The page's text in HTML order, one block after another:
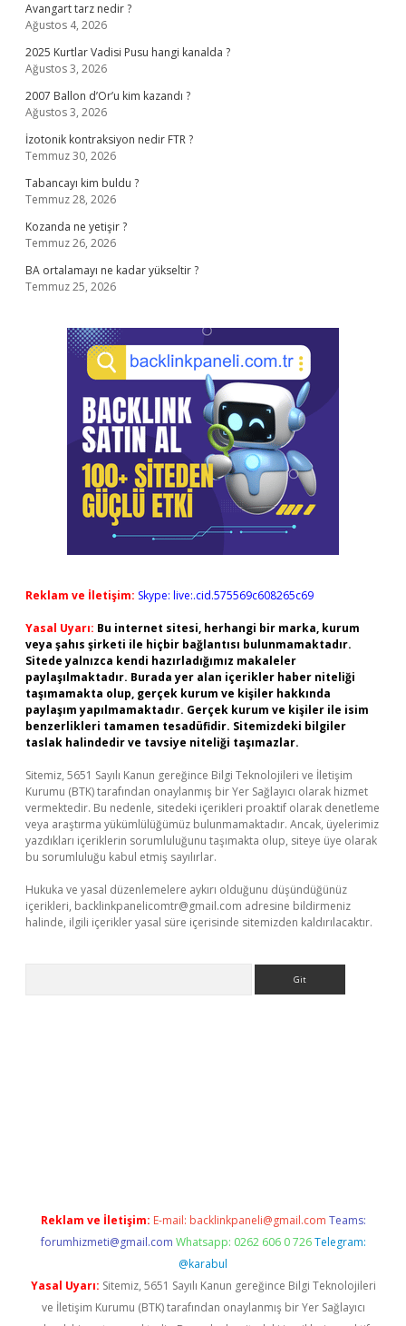
Avangart tarz nedir ?
Ağustos 4, 2026
2025 Kurtlar Vadisi Pusu hangi kanalda ?
Ağustos 3, 2026
2007 Ballon d’Or’u kim kazandı ?
Ağustos 3, 2026
İzotonik kontraksiyon nedir FTR ?
Temmuz 30, 2026
Tabancayı kim buldu ?
Temmuz 28, 2026
Kozanda ne yetişir ?
Temmuz 26, 2026
BA ortalamayı ne kadar yükseltir ?
Temmuz 25, 2026
Reklam ve İletişim: Skype: live:.cid.575569c608265c69
Yasal Uyarı: Bu internet sitesi, herhangi bir marka, kurum
veya şahıs şirketi ile hiçbir bağlantısı bulunmamaktadır.
Sitede yalnızca kendi hazırladığımız makaleler
paylaşılmaktadır. Burada yer alan içerikler haber niteliği
taşımamakta olup, gerçek kurum ve kişiler hakkında
paylaşım yapılmamaktadır. Gerçek kurum ve kişiler ile isim
benzerlikleri tamamen tesadüfidir. Sitemizdeki bilgiler
taslak halindedir ve tavsiye niteliği taşımazlar.
Sitemiz, 5651 Sayılı Kanun gereğince Bilgi Teknolojileri ve İletişim
Kurumu (BTK) tarafından onaylanmış bir Yer Sağlayıcı olarak hizmet
vermektedir. Bu nedenle, sitedeki içerikleri proaktif olarak denetleme
veya araştırma yükümlülüğümüz bulunmamaktadır. Ancak, üyelerimiz
yazdıkları içeriklerin sorumluluğunu taşımakta olup, siteye üye olarak
bu sorumluluğu kabul etmiş sayılırlar.
Hukuka ve yasal düzenlemelere aykırı olduğunu düşündüğünüz
içerikleri, backlinkpanelicomtr@gmail.com adresine bildirmeniz
halinde, ilgili içerikler yasal süre içerisinde sitemizden kaldırılacaktır.
Reklam ve İletişim: E-mail: backlinkpaneli@gmail.com Teams:
forumhizmeti@gmail.com Whatsapp: 0262 606 0 726 Telegram:
@karabul
Yasal Uyarı: Sitemiz, 5651 Sayılı Kanun gereğince Bilgi Teknolojileri
ve İletişim Kurumu (BTK) tarafından onaylanmış bir Yer Sağlayıcı